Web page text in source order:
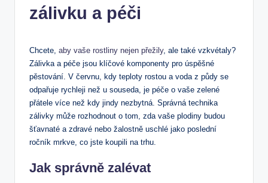
zálivku a péči
Chcete, aby vaše rostliny nejen přežily, ale také vzkvétaly?
Zálivka a péče jsou klíčové komponenty pro úspěšné
pěstování. V červnu, kdy teploty rostou a voda z půdy se
odpařuje rychleji než u souseda, je péče o vaše zelené
přátele více než kdy jindy nezbytná. Správná technika
zálivky může rozhodnout o tom, zda vaše plodiny budou
šťavnaté a zdravé nebo žalostně uschlé jako poslední
ročník mrkve, co jste koupili na trhu.
Jak správně zalévat